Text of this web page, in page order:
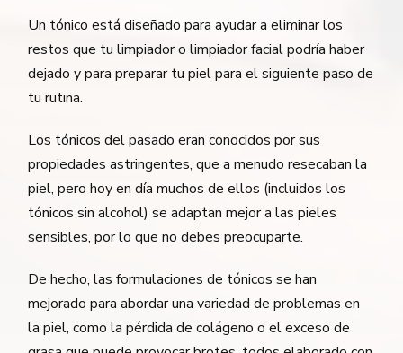
Un tónico está diseñado para ayudar a eliminar los
restos que tu limpiador o limpiador facial podría haber
dejado y para preparar tu piel para el siguiente paso de
tu rutina.
Los tónicos del pasado eran conocidos por sus
propiedades astringentes, que a menudo resecaban la
piel, pero hoy en día muchos de ellos (incluidos los
tónicos sin alcohol) se adaptan mejor a las pieles
sensibles, por lo que no debes preocuparte.
De hecho, las formulaciones de tónicos se han
mejorado para abordar una variedad de problemas en
la piel, como la pérdida de colágeno o el exceso de